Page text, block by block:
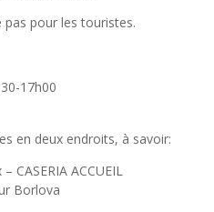
pour les touristes.
17h00
en deux endroits, à savoir:
CASERIA ACCUEIL
Borlova